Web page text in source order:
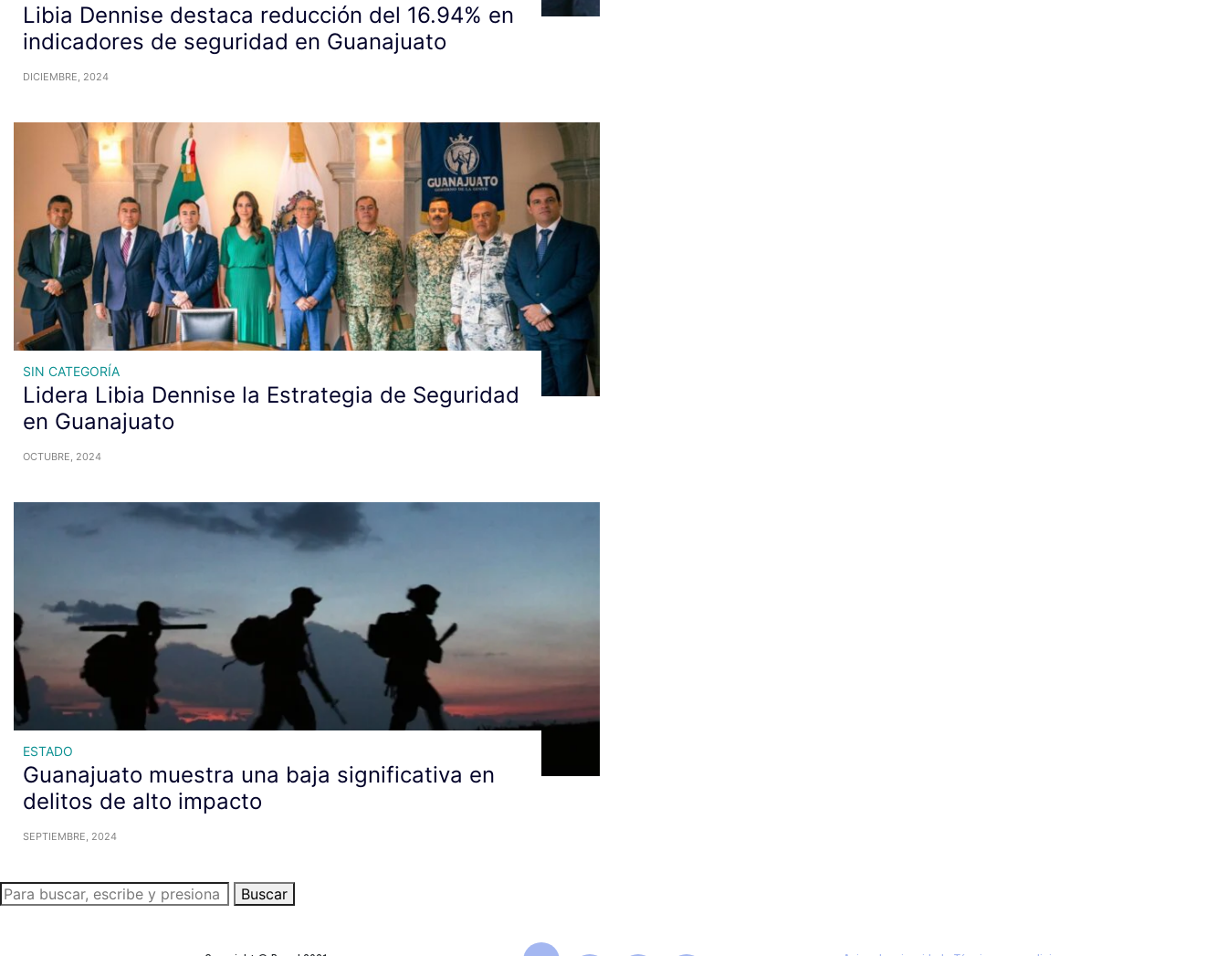
Libia Dennise destaca reducción del 16.94% en
indicadores de seguridad en Guanajuato
DICIEMBRE, 2024
SIN CATEGORÍA
Lidera Libia Dennise la Estrategia de Seguridad
en Guanajuato
OCTUBRE, 2024
ESTADO
Guanajuato muestra una baja significativa en
delitos de alto impacto
SEPTIEMBRE, 2024
Buscar